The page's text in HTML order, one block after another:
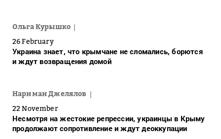
Ольга Курышко
26 February
Украина знает, что крымчане не сломались, борются
и ждут возвращения домой
Нариман Джелялов
22 November
Несмотря на жестокие репрессии, украинцы в Крыму
продолжают сопротивление и ждут деоккупации